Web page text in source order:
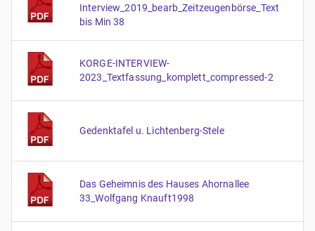
Interview_2019_bearb_Zeitzeugenbörse_Text
bis Min 38
KORGE-INTERVIEW-
2023_Textfassung_komplett_compressed-2
Gedenktafel u. Lichtenberg-Stele
Das Geheimnis des Hauses Ahornallee
33_Wolfgang Knauft1998